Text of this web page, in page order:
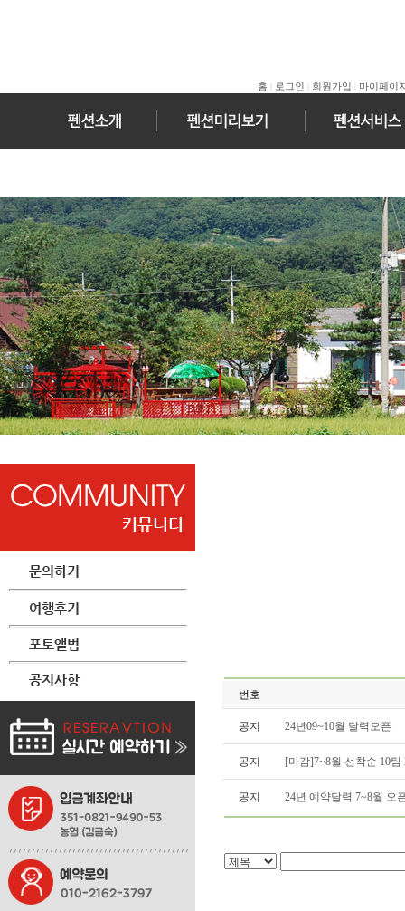
홈 로그인 회원가입 마이페이
번호
공지 24년09~10월 달력오픈
공지 [마감]7~8월 선착순 10팀
공지 24년 예약달력 7~8월 오